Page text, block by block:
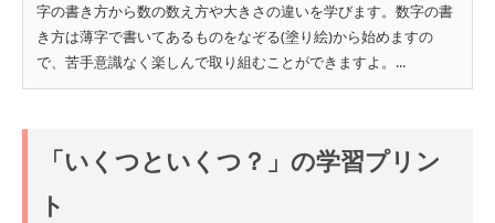
字の書き方から数の数え方や大きさの違いを学びます。数字の書
き方は薄字で書いてあるものをなぞる(塗り絵)から始めますの
で、苦手意識なく楽しんで取り組むことができますよ。...
「いくつといくつ？」の学習プリン
ト